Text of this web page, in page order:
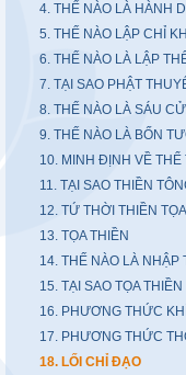
4. THẾ NÀO LÀ HÀNH
5. THẾ NÀO LẬP CHỈ
6. THẾ NÀO LÀ LẬP
7. TẠI SAO PHẬT
8. THẾ NÀO LÀ SÁU
9. THẾ NÀO LÀ BỐN
10. MINH ĐỊNH VỀ THỂ
11. TẠI SAO THIỀN
12. TỨ THỜI THIỀN TỌA
13. TỌA THIỀN
14. THẾ NÀO LÀ NHẬP
16. PHƯƠNG THỨC
17. PHƯƠNG THỨC
18. LỐI CHỈ ĐẠO